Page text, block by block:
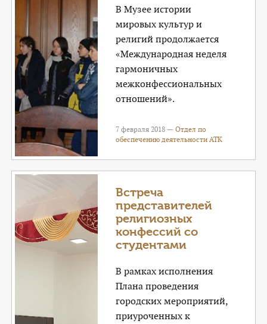
В Музее истории
мировых культур и
религий продолжается
«Международная неделя
гармоничных
межконфессиональных
отношений».
7 февраля 2018 —Отдел по
обеспечению деятельности АТК
Встреча
представителей
религиозных
конфессий со
студентами
В рамках исполнения
Плана проведения
городских мероприятий,
приуроченных к